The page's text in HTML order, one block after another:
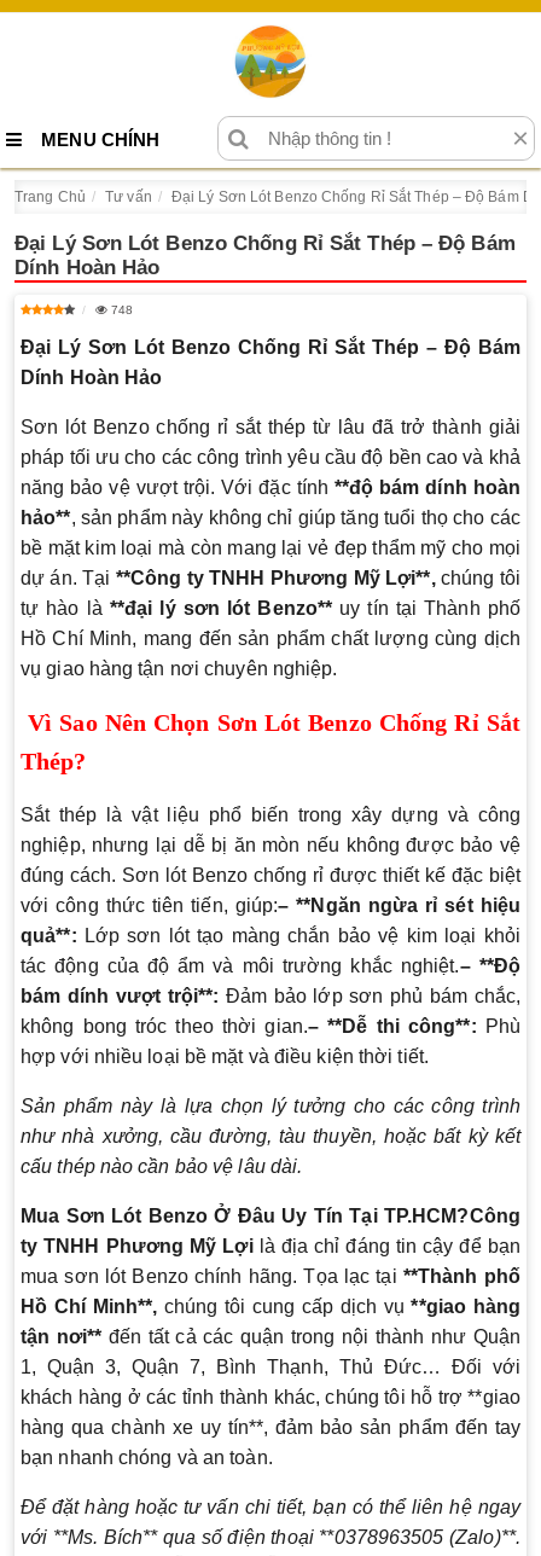
MENU CHÍNH ×
Trang Chủ Tư vấn Đại Lý Sơn Lót Benzo Chống Rỉ Sắt Thép – Độ Bám
Đại Lý Sơn Lót Benzo Chống Rỉ Sắt Thép – Độ Bám
Dính Hoàn Hảo
748
Đại Lý Sơn Lót Benzo Chống Rỉ Sắt Thép – Độ Bám
Dính Hoàn Hảo
Sơn lót Benzo chống rỉ sắt thép từ lâu đã trở thành giải
pháp tối ưu cho các công trình yêu cầu độ bền cao và khả
năng bảo vệ vượt trội. Với đặc tính **độ bám dính hoàn
hảo**, sản phẩm này không chỉ giúp tăng tuổi thọ cho các
bề mặt kim loại mà còn mang lại vẻ đẹp thẩm mỹ cho mọi
dự án. Tại **Công ty TNHH Phương Mỹ Lợi**, chúng tôi
tự hào là **đại lý sơn lót Benzo** uy tín tại Thành phố
Hồ Chí Minh, mang đến sản phẩm chất lượng cùng dịch
vụ giao hàng tận nơi chuyên nghiệp.
Vì Sao Nên Chọn Sơn Lót Benzo Chống Rỉ Sắt
Thép?
Sắt thép là vật liệu phổ biến trong xây dựng và công
nghiệp, nhưng lại dễ bị ăn mòn nếu không được bảo vệ
đúng cách. Sơn lót Benzo chống rỉ được thiết kế đặc biệt
với công thức tiên tiến, giúp:– **Ngăn ngừa rỉ sét hiệu
quả**: Lớp sơn lót tạo màng chắn bảo vệ kim loại khỏi
tác động của độ ẩm và môi trường khắc nghiệt.– **Độ
bám dính vượt trội**: Đảm bảo lớp sơn phủ bám chắc,
không bong tróc theo thời gian.– **Dễ thi công**: Phù
hợp với nhiều loại bề mặt và điều kiện thời tiết.
Sản phẩm này là lựa chọn lý tưởng cho các công trình
như nhà xưởng, cầu đường, tàu thuyền, hoặc bất kỳ kết
cấu thép nào cần bảo vệ lâu dài.
Mua Sơn Lót Benzo Ở Đâu Uy Tín Tại TP.HCM?Công
ty TNHH Phương Mỹ Lợilà địa chỉ đáng tin cậy để bạn
mua sơn lót Benzo chính hãng. Tọa lạc tại **Thành phố
Hồ Chí Minh**, chúng tôi cung cấp dịch vụ **giao hàng
tận nơi** đến tất cả các quận trong nội thành như Quận
1, Quận 3, Quận 7, Bình Thạnh, Thủ Đức… Đối với
khách hàng ở các tỉnh thành khác, chúng tôi hỗ trợ **giao
hàng qua chành xe uy tín**, đảm bảo sản phẩm đến tay
bạn nhanh chóng và an toàn.
Để đặt hàng hoặc tư vấn chi tiết, bạn có thể liên hệ ngay
với **Ms. Bích** qua số điện thoại **0378963505 (Zalo)**.